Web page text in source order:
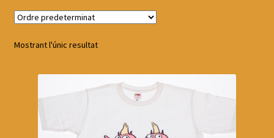
Mostrant l'únic resultat